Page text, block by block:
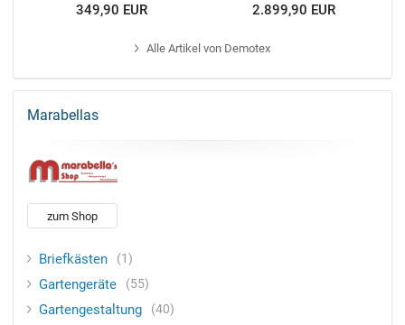
349,90 EUR 2.899,90 EUR
Alle Artikel von Demotex
Marabellas
zum Shop
Briefkästen 1
Gartengeräte 55
Gartengestaltung 40